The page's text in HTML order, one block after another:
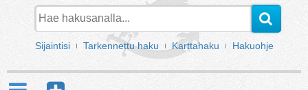
Sijaintisi Tarkennettu haku Karttahaku Hakuohje